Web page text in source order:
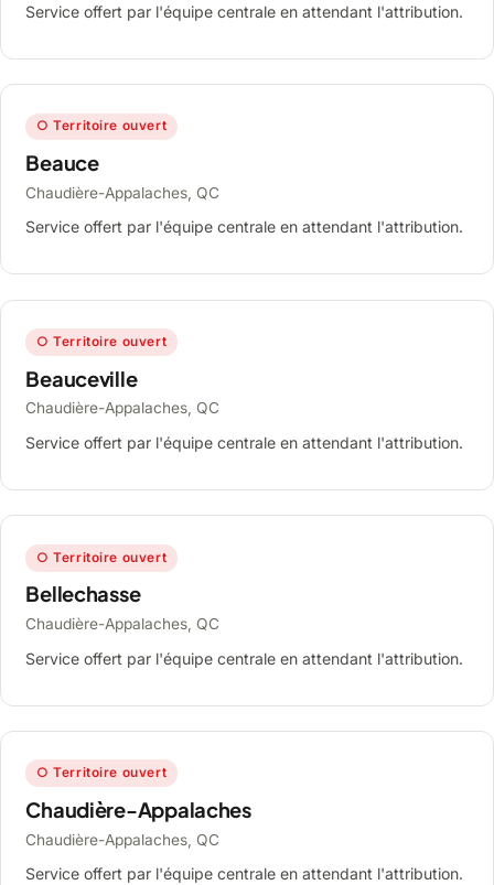
Service offert par l'équipe centrale en attendant l'attribution.
○ Territoire ouvert
Beauce
Chaudière-Appalaches, QC
Service offert par l'équipe centrale en attendant l'attribution.
○ Territoire ouvert
Beauceville
Chaudière-Appalaches, QC
Service offert par l'équipe centrale en attendant l'attribution.
○ Territoire ouvert
Bellechasse
Chaudière-Appalaches, QC
Service offert par l'équipe centrale en attendant l'attribution.
○ Territoire ouvert
Chaudière-Appalaches
Chaudière-Appalaches, QC
Service offert par l'équipe centrale en attendant l'attribution.